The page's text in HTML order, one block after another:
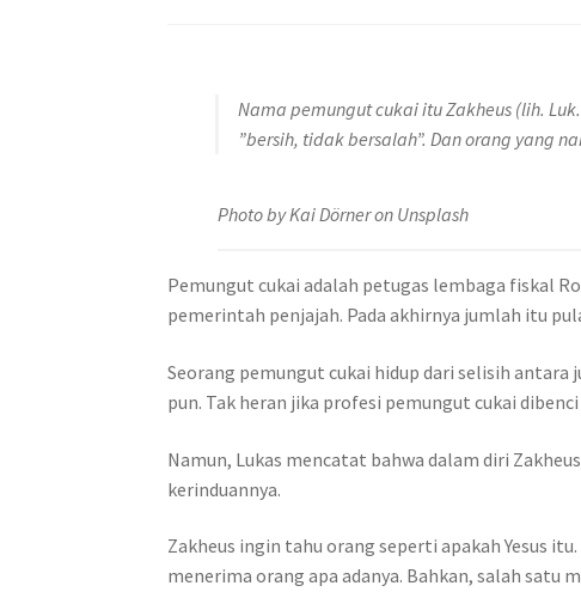
Nama pemungut cukai itu Zakheus (lih.
”bersih, tidak bersalah”. Dan orang yang
Photo by Kai Dörner on Unsplash
Pemungut cukai adalah petugas lembaga fiskal
pemerintah penjajah. Pada akhirnya jumlah itu
Seorang pemungut cukai hidup dari selisih
pun. Tak heran jika profesi pemungut cukai
Namun, Lukas mencatat bahwa dalam diri
kerinduannya.
Zakheus ingin tahu orang seperti apakah Yesus
menerima orang apa adanya. Bahkan, salah satu